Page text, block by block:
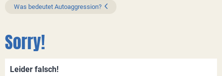
Was bedeutet Autoaggression?
Sorry!
Leider falsch!